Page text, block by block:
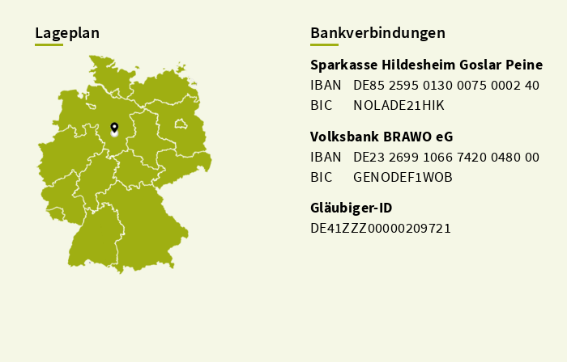
Lageplan Bankverbindungen
Sparkasse Hildesheim Goslar Peine
IBAN DE85 2595 0130 0075 0002 40
BIC NOLADE21HIK
Volksbank BRAWO eG
IBAN DE23 2699 1066 7420 0480 00
BIC GENODEF1WOB
Gläubiger-ID
DE41ZZZ00000209721